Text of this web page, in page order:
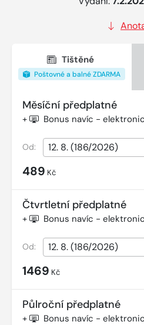
Tištěné
Poštovné a balné ZDARMA
Měsíční předplatné
+ Bonus navíc -
Od:
489 Kč
Čtvrtletní předplatné
+ Bonus navíc -
Od:
1469 Kč
Půlroční předplatné
+ Bonus navíc -